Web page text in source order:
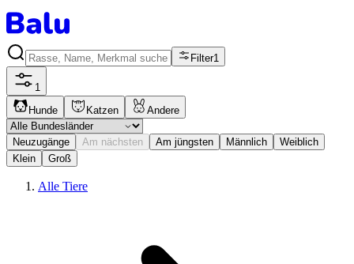
Filter1
1
Hunde
Katzen Andere
Neuzugänge Am nächsten Am jüngsten Männlich
Weiblich
Klein
Groß
Alle Tiere